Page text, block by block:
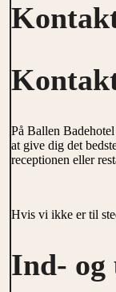
På Ballen
at give dig det
receptionen eller
Hvis vi ikke er til
Ind- og